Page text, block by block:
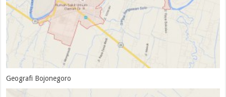
Geografi Bojonegoro